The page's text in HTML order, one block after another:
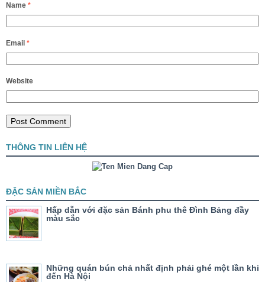
Name *
Email *
Website
THÔNG TIN LIÊN HỆ
ĐẶC SẢN MIỀN BẮC
Hấp dẫn với đặc sản Bánh phu thê Đình Bảng đầy
màu sắc
Những quán bún chả nhất định phải ghé một lần khi
đến Hà Nội